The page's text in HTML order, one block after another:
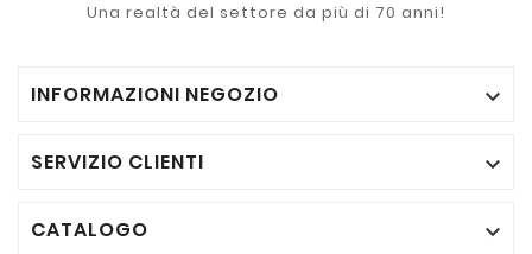
Una realtà del settore da più di 70 anni!
INFORMAZIONI NEGOZIO 
SERVIZIO CLIENTI 
CATALOGO 